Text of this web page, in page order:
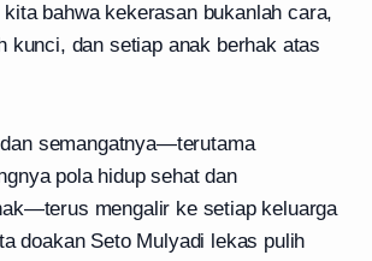
kita bahwa kekerasan bukanlah cara,
kunci, dan setiap anak berhak atas
semangatnya—terutama
pola hidup sehat dan
mengalir ke setiap keluarga
doakan Seto Mulyadi lekas pulih